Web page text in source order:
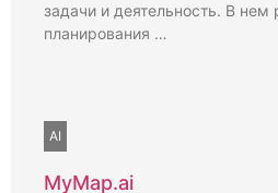
задачи и деятельность. В
планирования …
AI
MyMap.ai